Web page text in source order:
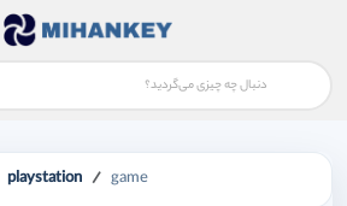
game
playstation